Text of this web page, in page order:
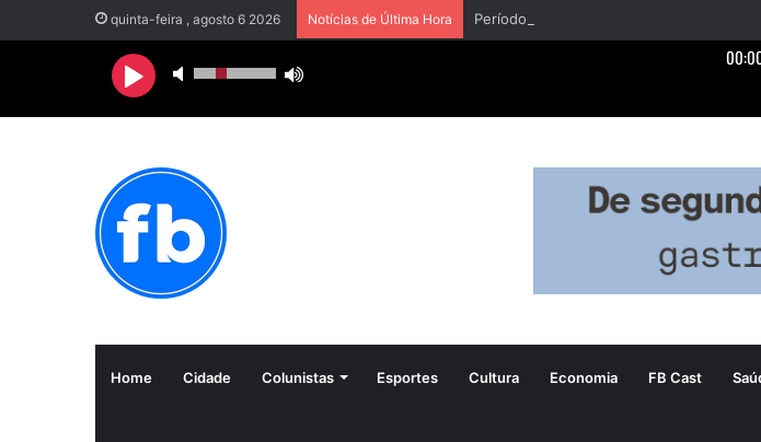
quinta-feira , agosto 6 2026 Notícias de Última Hora
Home Cidade Colunistas Esportes Cultura Economia FB Cast